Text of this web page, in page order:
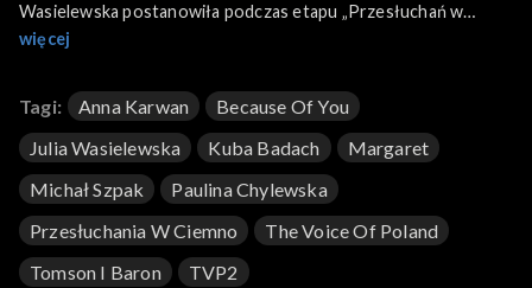
Wasielewska postanowiła podczas etapu „Przesłuchań w
ciemno” wykonać piosenkę „Because of You”. To utwór
„Breakaway” z 2004 roku. Wasielewska swoją wersję przeboju
wykonała 6 września 2025 roku na antenie TVP2.
więcej
Tagi: Anna Karwan
Because Of You
Julia Wasielewska
Kuba Badach
Margaret
Michał Szpak
Paulina Chylewska
Przesłuchania W Ciemno
The Voice Of Poland
Tomson I Baron
TVP2